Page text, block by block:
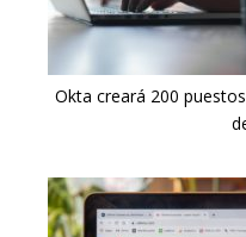
Okta creará 200